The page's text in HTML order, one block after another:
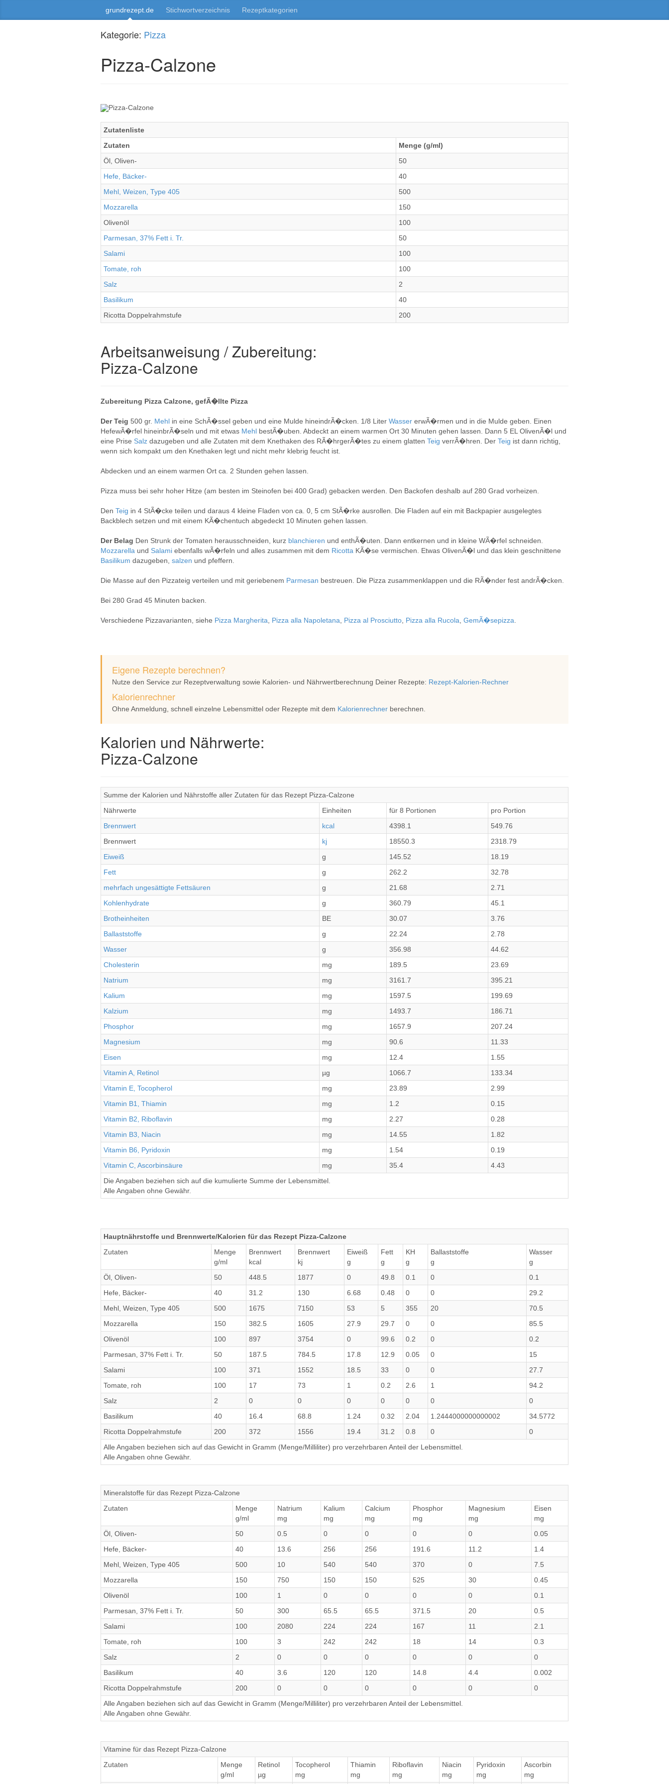
grundrezept.de Stichwortverzeichnis Rezeptkategorien
Kategorie: Pizza
Pizza-Calzone
Zutatenliste
Zutaten
Menge (g/ml)
Öl, Oliven-
50
Hefe, Bäcker-
40
Mehl, Weizen, Type 405
500
Mozzarella
150
Olivenöl
100
Parmesan, 37% Fett i. Tr.
50
Salami
100
Tomate, roh
100
Salz
2
Basilikum
40
Ricotta Doppelrahmstufe
200
Arbeitsanweisung / Zubereitung:
Pizza-Calzone
Zubereitung Pizza Calzone, gefÃ�llte Pizza
Der Teig 500 gr. Mehl in eine SchÃ�ssel geben und eine Mulde hineindrÃ�cken. 1/8 Liter Wasser erwÃ�rmen und in die Mulde geben. Einen
HefewÃ�rfel hineinbrÃ�seln und mit etwas Mehl bestÃ�uben. Abdeckt an einem warmen Ort 30 Minuten gehen lassen. Dann 5 EL OlivenÃ�l und
eine Prise Salz dazugeben und alle Zutaten mit dem Knethaken des RÃ�hrgerÃ�tes zu einem glatten Teig verrÃ�hren. Der Teig ist dann richtig,
wenn sich kompakt um den Knethaken legt und nicht mehr klebrig feucht ist.
Abdecken und an einem warmen Ort ca. 2 Stunden gehen lassen.
Pizza muss bei sehr hoher Hitze (am besten im Steinofen bei 400 Grad) gebacken werden. Den Backofen deshalb auf 280 Grad vorheizen.
Den Teig in 4 StÃ�cke teilen und daraus 4 kleine Fladen von ca. 0, 5 cm StÃ�rke ausrollen. Die Fladen auf ein mit Backpapier ausgelegtes
Backblech setzen und mit einem KÃ�chentuch abgedeckt 10 Minuten gehen lassen.
Der Belag Den Strunk der Tomaten herausschneiden, kurz blanchieren und enthÃ�uten. Dann entkernen und in kleine WÃ�rfel schneiden.
Mozzarella und Salami ebenfalls wÃ�rfeln und alles zusammen mit dem Ricotta KÃ�se vermischen. Etwas OlivenÃ�l und das klein geschnittene
Basilikum dazugeben, salzen und pfeffern.
Die Masse auf den Pizzateig verteilen und mit geriebenem Parmesan bestreuen. Die Pizza zusammenklappen und die RÃ�nder fest andrÃ�cken.
Bei 280 Grad 45 Minuten backen.
Verschiedene Pizzavarianten, siehe Pizza Margherita Pizza alla Napoletana Pizza al Prosciutto Pizza alla Rucola GemÃ�sepizza
Eigene Rezepte berechnen?
Nutze den Service zur Rezeptverwaltung sowie Kalorien- und Nährwertberechnung Deiner Rezepte: Rezept-Kalorien-Rechner
Kalorienrechner
Ohne Anmeldung, schnell einzelne Lebensmittel oder Rezepte mit dem Kalorienrechner berechnen.
Kalorien und Nährwerte:
Pizza-Calzone
Summe der Kalorien und Nährstoffe aller Zutaten für das Rezept Pizza-Calzone
Nährwerte
Einheiten für 8 Portionen
pro Portion
Brennwert
kcal 4398.1
549.76
Brennwert
kj 18550.3
2318.79
Eiweiß
g 145.52
18.19
Fett
g 262.2
32.78
mehrfach ungesättigte Fettsäuren
g 21.68
2.71
Kohlenhydrate
g 360.79
45.1
Brotheinheiten
BE 30.07
3.76
Ballaststoffe
g 22.24
2.78
Wasser
g 356.98
44.62
Cholesterin
mg 189.5
23.69
Natrium
mg 3161.7
395.21
Kalium
mg 1597.5
199.69
Kalzium
mg 1493.7
186.71
Phosphor
mg 1657.9
207.24
Magnesium
mg 90.6
11.33
Eisen
mg 12.4
1.55
Vitamin A, Retinol
µg 1066.7
133.34
Vitamin E, Tocopherol
mg 23.89
2.99
Vitamin B1, Thiamin
mg 1.2
0.15
Vitamin B2, Riboflavin
mg 2.27
0.28
Vitamin B3, Niacin
mg 14.55
1.82
Vitamin B6, Pyridoxin
mg 1.54
0.19
Vitamin C, Ascorbinsäure
mg 35.4
4.43
Die Angaben beziehen sich auf die kumulierte Summe der Lebensmittel.
Alle Angaben ohne Gewähr.
Hauptnährstoffe und Brennwerte/Kalorien für das Rezept Pizza-Calzone
Zutaten
Menge
g/ml
Brennwert
kcal
Brennwert
kj
Eiweiß
g
Fett
g
KH
g
Ballaststoffe
g
Wasser
g
Öl, Oliven-
50 448.5 1877 0 49.8 0.1 0
0.1
Hefe, Bäcker-
40 31.2 130 6.68 0.48 0 0
29.2
Mehl, Weizen, Type 405
500 1675 7150 53 5 355 20
70.5
Mozzarella
150 382.5 1605 27.9 29.7 0 0
85.5
Olivenöl
100 897 3754 0 99.6 0.2 0
0.2
Parmesan, 37% Fett i. Tr.
50 187.5 784.5 17.8 12.9 0.05 0
15
Salami
100 371 1552 18.5 33 0 0
27.7
Tomate, roh
100 17 73 1 0.2 2.6 1
94.2
Salz
2 0 0 0 0 0 0
0
Basilikum
40 16.4 68.8 1.24 0.32 2.04 1.2444000000000002
34.5772
Ricotta Doppelrahmstufe
200 372 1556 19.4 31.2 0.8 0
0
Alle Angaben beziehen sich auf das Gewicht in Gramm (Menge/Milliliter) pro verzehrbaren Anteil der Lebensmittel.
Alle Angaben ohne Gewähr.
Mineralstoffe für das Rezept Pizza-Calzone
Zutaten
Menge
g/ml
Natrium
mg
Kalium
mg
Calcium
mg
Phosphor
mg
Magnesium
mg
Eisen
mg
Öl, Oliven-
50 0.5 0 0 0 0
0.05
Hefe, Bäcker-
40 13.6 256 256 191.6 11.2
1.4
Mehl, Weizen, Type 405
500 10 540 540 370 0
7.5
Mozzarella
150 750 150 150 525 30
0.45
Olivenöl
100 1 0 0 0 0
0.1
Parmesan, 37% Fett i. Tr.
50 300 65.5 65.5 371.5 20
0.5
Salami
100 2080 224 224 167 11
2.1
Tomate, roh
100 3 242 242 18 14
0.3
Salz
2 0 0 0 0 0
0
Basilikum
40 3.6 120 120 14.8 4.4
0.002
Ricotta Doppelrahmstufe
200 0 0 0 0 0
0
Alle Angaben beziehen sich auf das Gewicht in Gramm (Menge/Milliliter) pro verzehrbaren Anteil der Lebensmittel.
Alle Angaben ohne Gewähr.
Vitamine für das Rezept Pizza-Calzone
Zutaten
Menge
g/ml
Retinol
µg
Tocopherol
mg
Thiamin
mg
Riboflavin
mg
Niacin
mg
Pyridoxin
mg
Ascorbin
mg